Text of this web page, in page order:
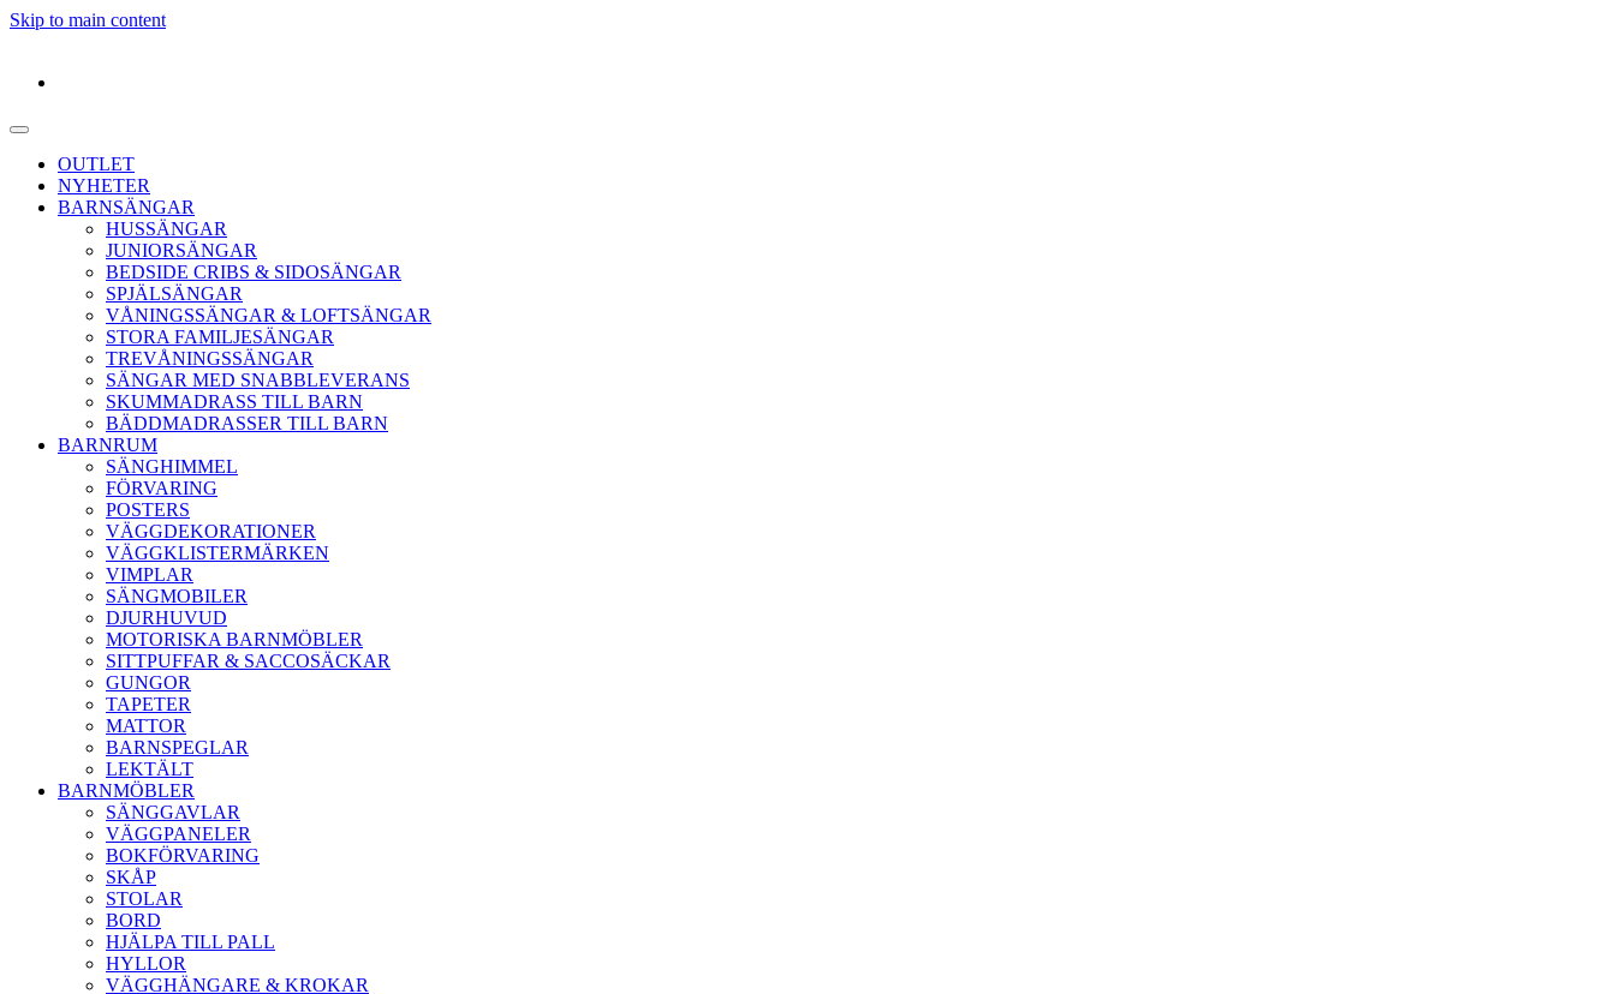
Skip to main content
OUTLET
NYHETER
BARNSÄNGAR
HUSSÄNGAR
JUNIORSÄNGAR
BEDSIDE CRIBS & SIDOSÄNGAR
SPJÄLSÄNGAR
VÅNINGSSÄNGAR & LOFTSÄNGAR
STORA FAMILJESÄNGAR
TREVÅNINGSSÄNGAR
SÄNGAR MED SNABBLEVERANS
SKUMMADRASS TILL BARN
BÄDDMADRASSER TILL BARN
BARNRUM
SÄNGHIMMEL
FÖRVARING
POSTERS
VÄGGDEKORATIONER
VÄGGKLISTERMÄRKEN
VIMPLAR
SÄNGMOBILER
DJURHUVUD
MOTORISKA BARNMÖBLER
SITTPUFFAR & SACCOSÄCKAR
GUNGOR
TAPETER
MATTOR
BARNSPEGLAR
LEKTÄLT
BARNMÖBLER
SÄNGGAVLAR
VÄGGPANELER
BOKFÖRVARING
SKÅP
STOLAR
BORD
HJÄLPA TILL PALL
HYLLOR
VÄGGHÄNGARE & KROKAR